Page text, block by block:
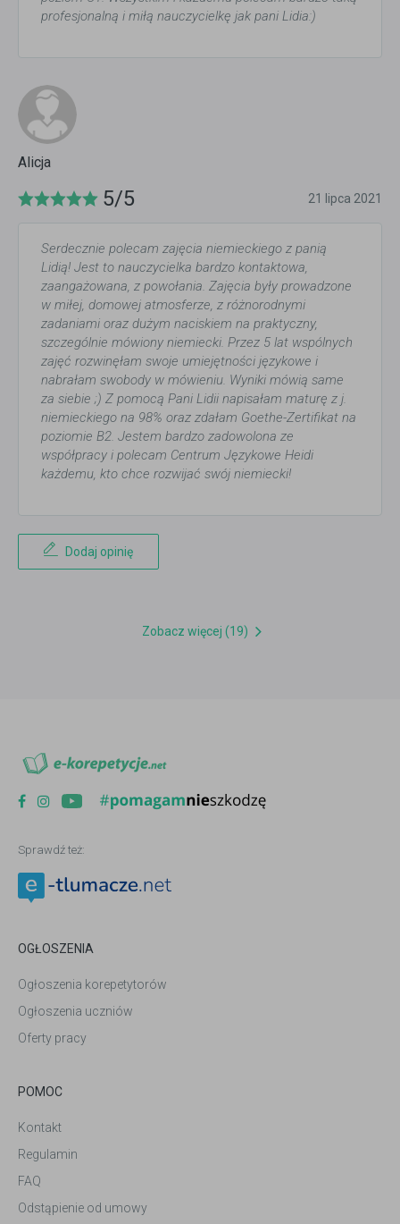
profesjonalną i miłą nauczycielkę jak pani Lidia:)
Alicja
5/5 21 lipca 2021
Serdecznie polecam zajęcia niemieckiego z panią
Lidią! Jest to nauczycielka bardzo kontaktowa,
zaangażowana, z powołania. Zajęcia były prowadzone
w miłej, domowej atmosferze, z różnorodnymi
zadaniami oraz dużym naciskiem na praktyczny,
szczególnie mówiony niemiecki. Przez 5 lat wspólnych
zajęć rozwinęłam swoje umiejętności językowe i
nabrałam swobody w mówieniu. Wyniki mówią same
za siebie ;) Z pomocą Pani Lidii napisałam maturę z j.
niemieckiego na 98% oraz zdałam Goethe-Zertifikat na
poziomie B2. Jestem bardzo zadowolona ze
współpracy i polecam Centrum Językowe Heidi
każdemu, kto chce rozwijać swój niemiecki!
Dodaj opinię
Zobacz więcej (19)
Sprawdź też:
OGŁOSZENIA
Ogłoszenia korepetytorów
Ogłoszenia uczniów
Oferty pracy
POMOC
Kontakt
Regulamin
FAQ
Odstąpienie od umowy